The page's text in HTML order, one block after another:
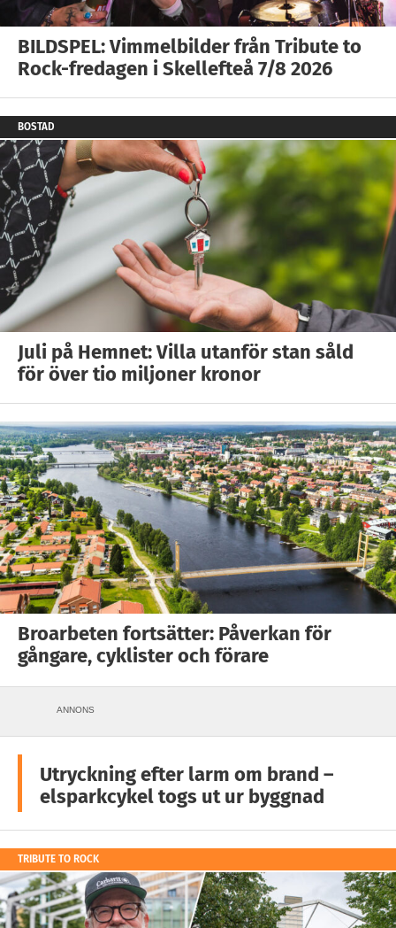
BILDSPEL: Vimmelbilder från Tribute to
Rock-fredagen i Skellefteå 7/8 2026
BOSTAD
Juli på Hemnet: Villa utanför stan såld
för över tio miljoner kronor
Broarbeten fortsätter: Påverkan för
gångare, cyklister och förare
ANNONS
Utryckning efter larm om brand –
elsparkcykel togs ut ur byggnad
TRIBUTE TO ROCK